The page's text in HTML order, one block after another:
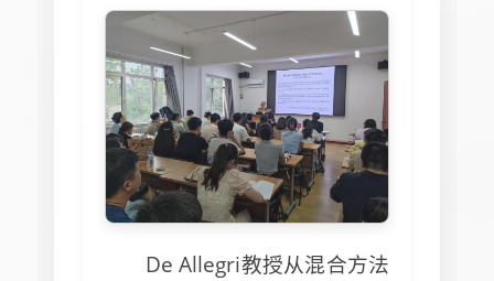
De Allegri教授从混合方法